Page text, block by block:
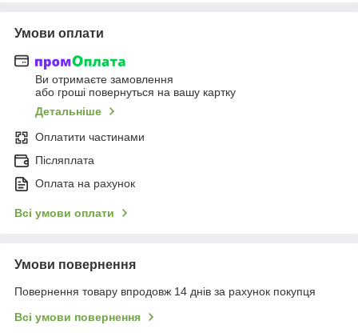
Умови оплати
Ви отримаєте замовлення
або гроші повернуться на вашу картку
Детальніше
Оплатити частинами
Післяплата
Оплата на рахунок
Всі умови оплати
Умови повернення
Повернення товару впродовж 14 днів за рахунок покупця
Всі умови повернення